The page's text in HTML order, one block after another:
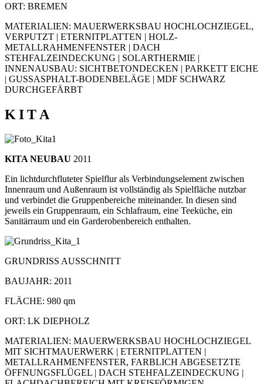
ORT: BREMEN
MATERIALIEN: MAUERWERKSBAU HOCHLOCHZIEGEL,
VERPUTZT | ETERNITPLATTEN | HOLZ-
METALLRAHMENFENSTER | DACH
STEHFALZEINDECKUNG | SOLARTHERMIE |
INNENAUSBAU: SICHTBETONDECKEN | PARKETT EICHE
| GUSSASPHALT-BODENBELÄGE | MDF SCHWARZ
DURCHGEFÄRBT
K I T A
KITA NEUBAU 2011
Ein lichtdurchfluteter Spielflur als Verbindungselement zwischen
Innenraum und Außenraum ist vollständig als Spielfläche nutzbar
und verbindet die Gruppenbereiche miteinander. In diesen sind
jeweils ein Gruppenraum, ein Schlafraum, eine Teeküche, ein
Sanitärraum und ein Garderobenbereich enthalten.
GRUNDRISS AUSSCHNITT
BAUJAHR: 2011
FLÄCHE: 980 qm
ORT: LK DIEPHOLZ
MATERIALIEN: MAUERWERKSBAU HOCHLOCHZIEGEL
MIT SICHTMAUERWERK | ETERNITPLATTEN |
METALLRAHMENFENSTER, FARBLICH ABGESETZTE
ÖFFNUNGSFLÜGEL | DACH STEHFALZEINDECKUNG |